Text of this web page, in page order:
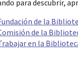
para descubrir,
de la
de la
en la